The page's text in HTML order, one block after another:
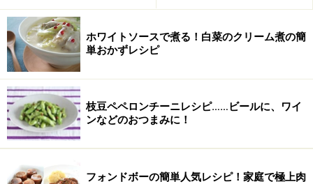
ボウルに、一口大に割ったチョコレートを入れ、（ラッ
プをかけずに）電子レンジで3～4分加熱し、チョコレー
トを溶かします。
※時間は目安です。溶けない場合は様子を見ながら、30
秒ずつ加熱してください。
ホワイトソースで煮る！白菜のクリーム煮の簡
単おかずレシピ
枝豆ペペロンチーニレシピ……ビールに、ワイ
ンなどのおつまみに！
フォンドボーの簡単人気レシピ！家庭で極上肉